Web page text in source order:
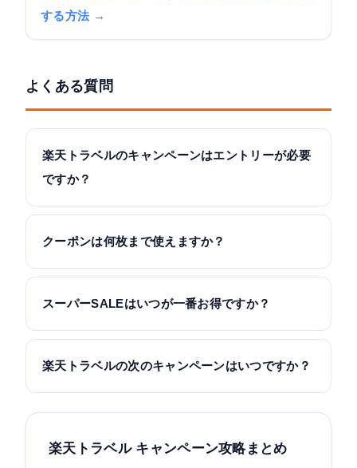
する方法 →
よくある質問
楽天トラベルのキャンペーンはエントリーが必要
ですか？
クーポンは何枚まで使えますか？
スーパーSALEはいつが一番お得ですか？
楽天トラベルの次のキャンペーンはいつですか？
楽天トラベル キャンペーン攻略まとめ